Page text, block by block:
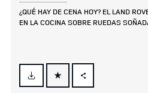
¿QUÉ HAY DE CENA HOY? EL LAND
EN LA COCINA SOBRE RUEDAS
FACEBOOK